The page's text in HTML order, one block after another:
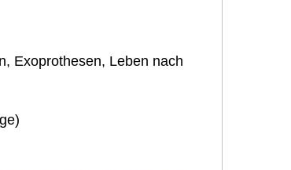
Exoprothesen, Leben nach